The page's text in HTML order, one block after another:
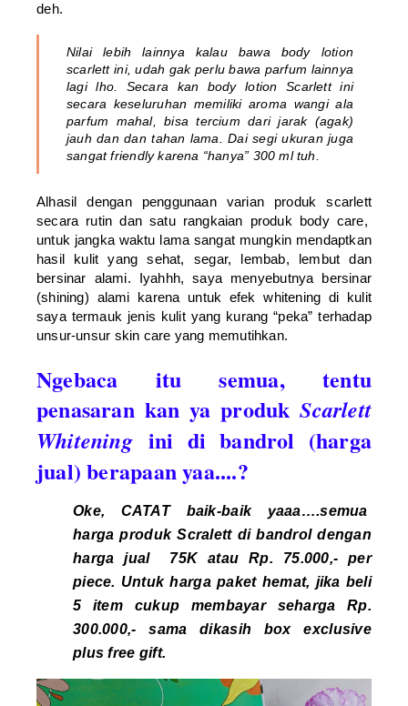
deh.
Nilai lebih lainnya kalau bawa body lotion
scarlett ini, udah gak perlu bawa parfum lainnya
lagi lho. Secara kan body lotion Scarlett ini
secara keseluruhan memiliki aroma wangi ala
parfum mahal, bisa tercium dari jarak (agak)
jauh dan dan tahan lama. Dai segi ukuran juga
sangat friendly karena “hanya” 300 ml tuh.
Alhasil dengan penggunaan varian produk scarlett
secara rutin dan satu rangkaian produk body care,
untuk jangka waktu lama sangat mungkin mendaptkan
hasil kulit yang sehat, segar, lembab, lembut dan
bersinar alami. Iyahhh, saya menyebutnya bersinar
(shining) alami karena untuk efek whitening di kulit
saya termauk jenis kulit yang kurang “peka” terhadap
unsur-unsur skin care yang memutihkan.
Ngebaca itu semua, tentu
penasaran kan ya produkScarlett
Whiteningini di bandrol (harga
jual) berapaan yaa....?
Oke, CATAT baik-baik yaaa….semua
harga produk Scralett di bandrol dengan
harga jual 75K atau Rp. 75.000,- per
piece. Untuk harga paket hemat, jika beli
5 item cukup membayar seharga Rp.
300.000,- sama dikasih box exclusive
plus free gift.